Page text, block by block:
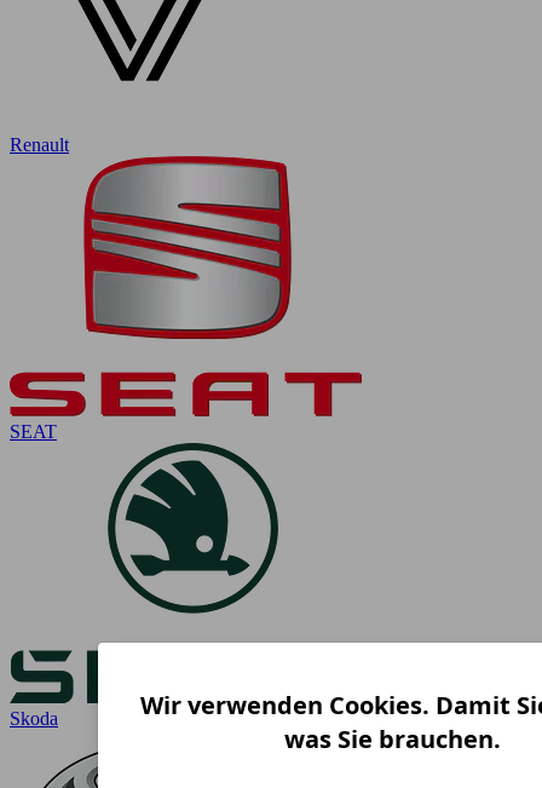
Renault
SEAT
Skoda
Wir verwenden Cookies. Damit
was Sie brauchen.